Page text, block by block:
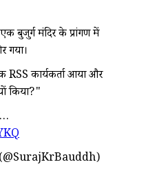
बुजुर्ग मंदिर के प्रांगण में
गया।
RSS कार्यकर्ता आया और
किया?"